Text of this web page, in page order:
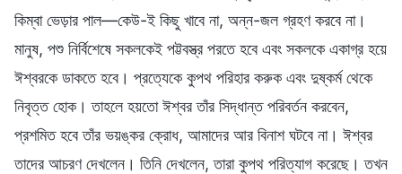
কিম্বা ভেড়ার পাল—কেউ-ই কিছু খাবে না, অন্ন-জল গ্রহণ করবে না।
মানুষ, পশু নির্বিশেষে সকলকেই পট্টবস্ত্র পরতে হবে এবং সকলকে একাগ্র হয়ে
ঈশ্বরকে ডাকতে হবে। প্রত্যেকে কুপথ পরিহার করুক এবং দুষ্কর্ম থেকে
নিবৃত্ত হোক। তাহলে হয়তো ঈশ্বর তাঁর সিদ্ধান্ত পরিবর্তন করবেন,
প্রশমিত হবে তাঁর ভয়ঙ্কর ক্রোধ, আমাদের আর বিনাশ ঘটবে না। ঈশ্বর
তাদের আচরণ দেখলেন। তিনি দেখলেন, তারা কুপথ পরিত্যাগ করেছে। তখন